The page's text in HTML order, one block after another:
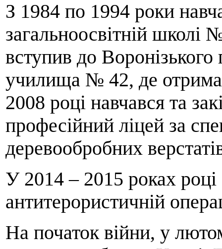
З 1984 по 1994 роки
загальноосвітній
вступив до
училища № 42, де
2008 році навчався та
професійний ліцей за
деревообробних
У 2014 – 2015 роках році
антитерористичній
На початок війни, у